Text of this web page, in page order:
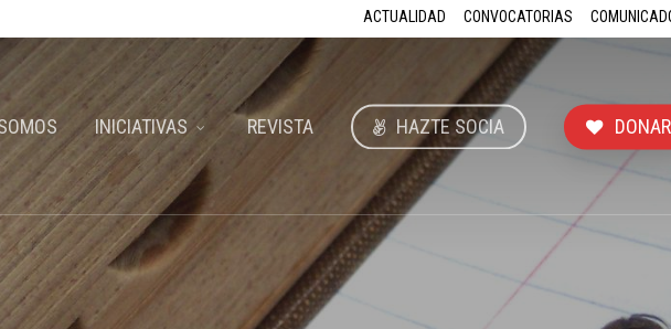
ACTUALIDAD CONVOCATORIAS
INICIATIVAS REVISTA HAZTE SOCIA DONAR